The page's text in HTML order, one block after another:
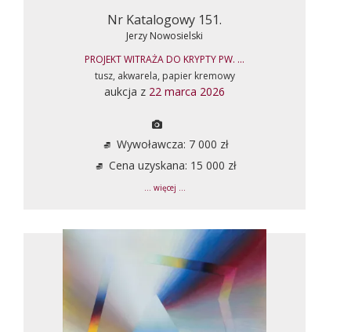
Nr Katalogowy 151.
Jerzy Nowosielski
PROJEKT WITRAŻA DO KRYPTY PW. ...
tusz, akwarela, papier kremowy
aukcja z 22 marca 2026
Wywoławcza: 7 000 zł
Cena uzyskana: 15 000 zł
... więcej ...